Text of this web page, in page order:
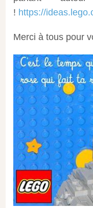
! https://
Merci à tous pour